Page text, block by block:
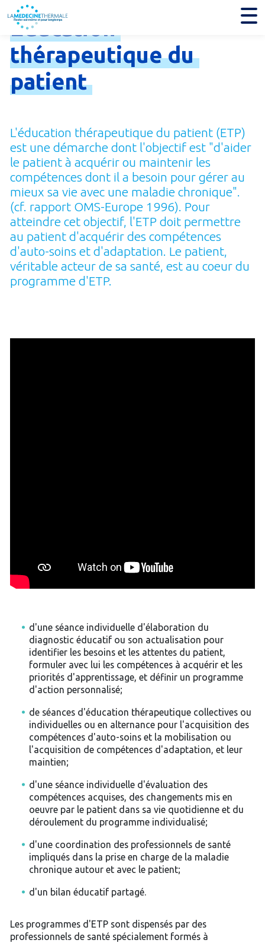
Education
thérapeutiquedu
patient
L'éducation thérapeutique du patient (ETP)
est une démarche dont l'objectif est "d'aider
le patient à acquérir ou maintenir les
compétences dont il a besoin pour gérer au
mieux sa vie avec une maladie chronique".
(cf. rapport OMS-Europe 1996). Pour
atteindre cet objectif, l'ETP doit permettre
au patient d'acquérir des compétences
d'auto-soins et d'adaptation. Le patient,
véritable acteur de sa santé, est au coeur du
programme d'ETP.
d'une séance individuelle d'élaboration du
diagnostic éducatif ou son actualisation pour
identifier les besoins et les attentes du patient,
formuler avec lui les compétences à acquérir et les
priorités d'apprentissage, et définir un programme
d'action personnalisé;
de séances d'éducation thérapeutique collectives ou
individuelles ou en alternance pour l'acquisition des
compétences d'auto-soins et la mobilisation ou
l'acquisition de compétences d'adaptation, et leur
maintien;
d'une séance individuelle d'évaluation des
compétences acquises, des changements mis en
oeuvre par le patient dans sa vie quotidienne et du
déroulement du programme individualisé;
d'une coordination des professionnels de santé
impliqués dans la prise en charge de la maladie
chronique autour et avec le patient;
d'un bilan éducatif partagé.
Les programmes d'ETP sont dispensés par des
professionnels de santé spécialement formés à